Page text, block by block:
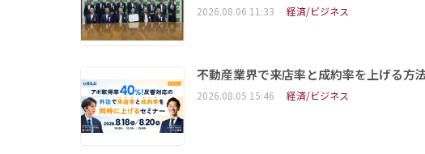
2026.08.06 11:33 経済/ビジネス
不動産業界で来店率と成約率を上げる
2026.08.05 15:46 経済/ビジネス